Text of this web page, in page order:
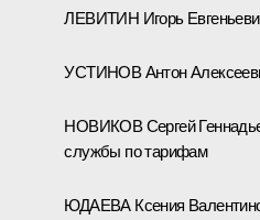
ЛЕВИТИН Игорь
УСТИНОВ Антон
НОВИКОВ Сергей
службы по тарифам
ЮДАЕВА Ксения